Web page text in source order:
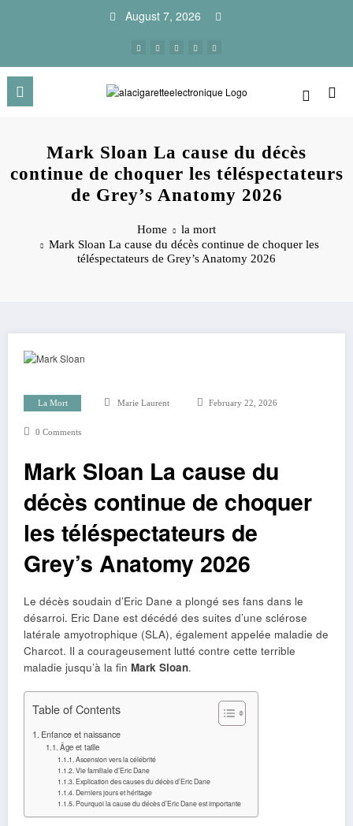
August 7, 2026
Mark Sloan La cause du décès
continue de choquer les téléspectateurs
de Grey’s Anatomy 2026
Home
la mort
Mark Sloan La cause du décès continue de choquer les
téléspectateurs de Grey’s Anatomy 2026
La Mort Marie Laurent February 22, 2026
0 Comments
Mark Sloan La cause du
décès continue de choquer
les téléspectateurs de
Grey’s Anatomy 2026
Le décès soudain d’Eric Dane a plongé ses fans dans le
désarroi. Eric Dane est décédé des suites d’une sclérose
latérale amyotrophique (SLA), également appelée maladie de
Charcot. Il a courageusement lutté contre cette terrible
maladie jusqu’à la fin Mark Sloan.
Table of Contents
Enfance et naissance
Âge et taille
Ascension vers la célébrité
Vie familiale d’Eric Dane
Explication des causes du décès d’Eric Dane
Derniers jours et héritage
Pourquoi la cause du décès d’Eric Dane est importante